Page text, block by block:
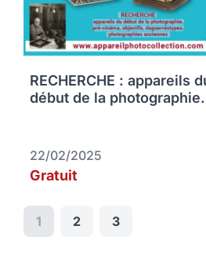
RECHERCHE : appareils
début de la
22/02/2025
Gratuit
1 2 3